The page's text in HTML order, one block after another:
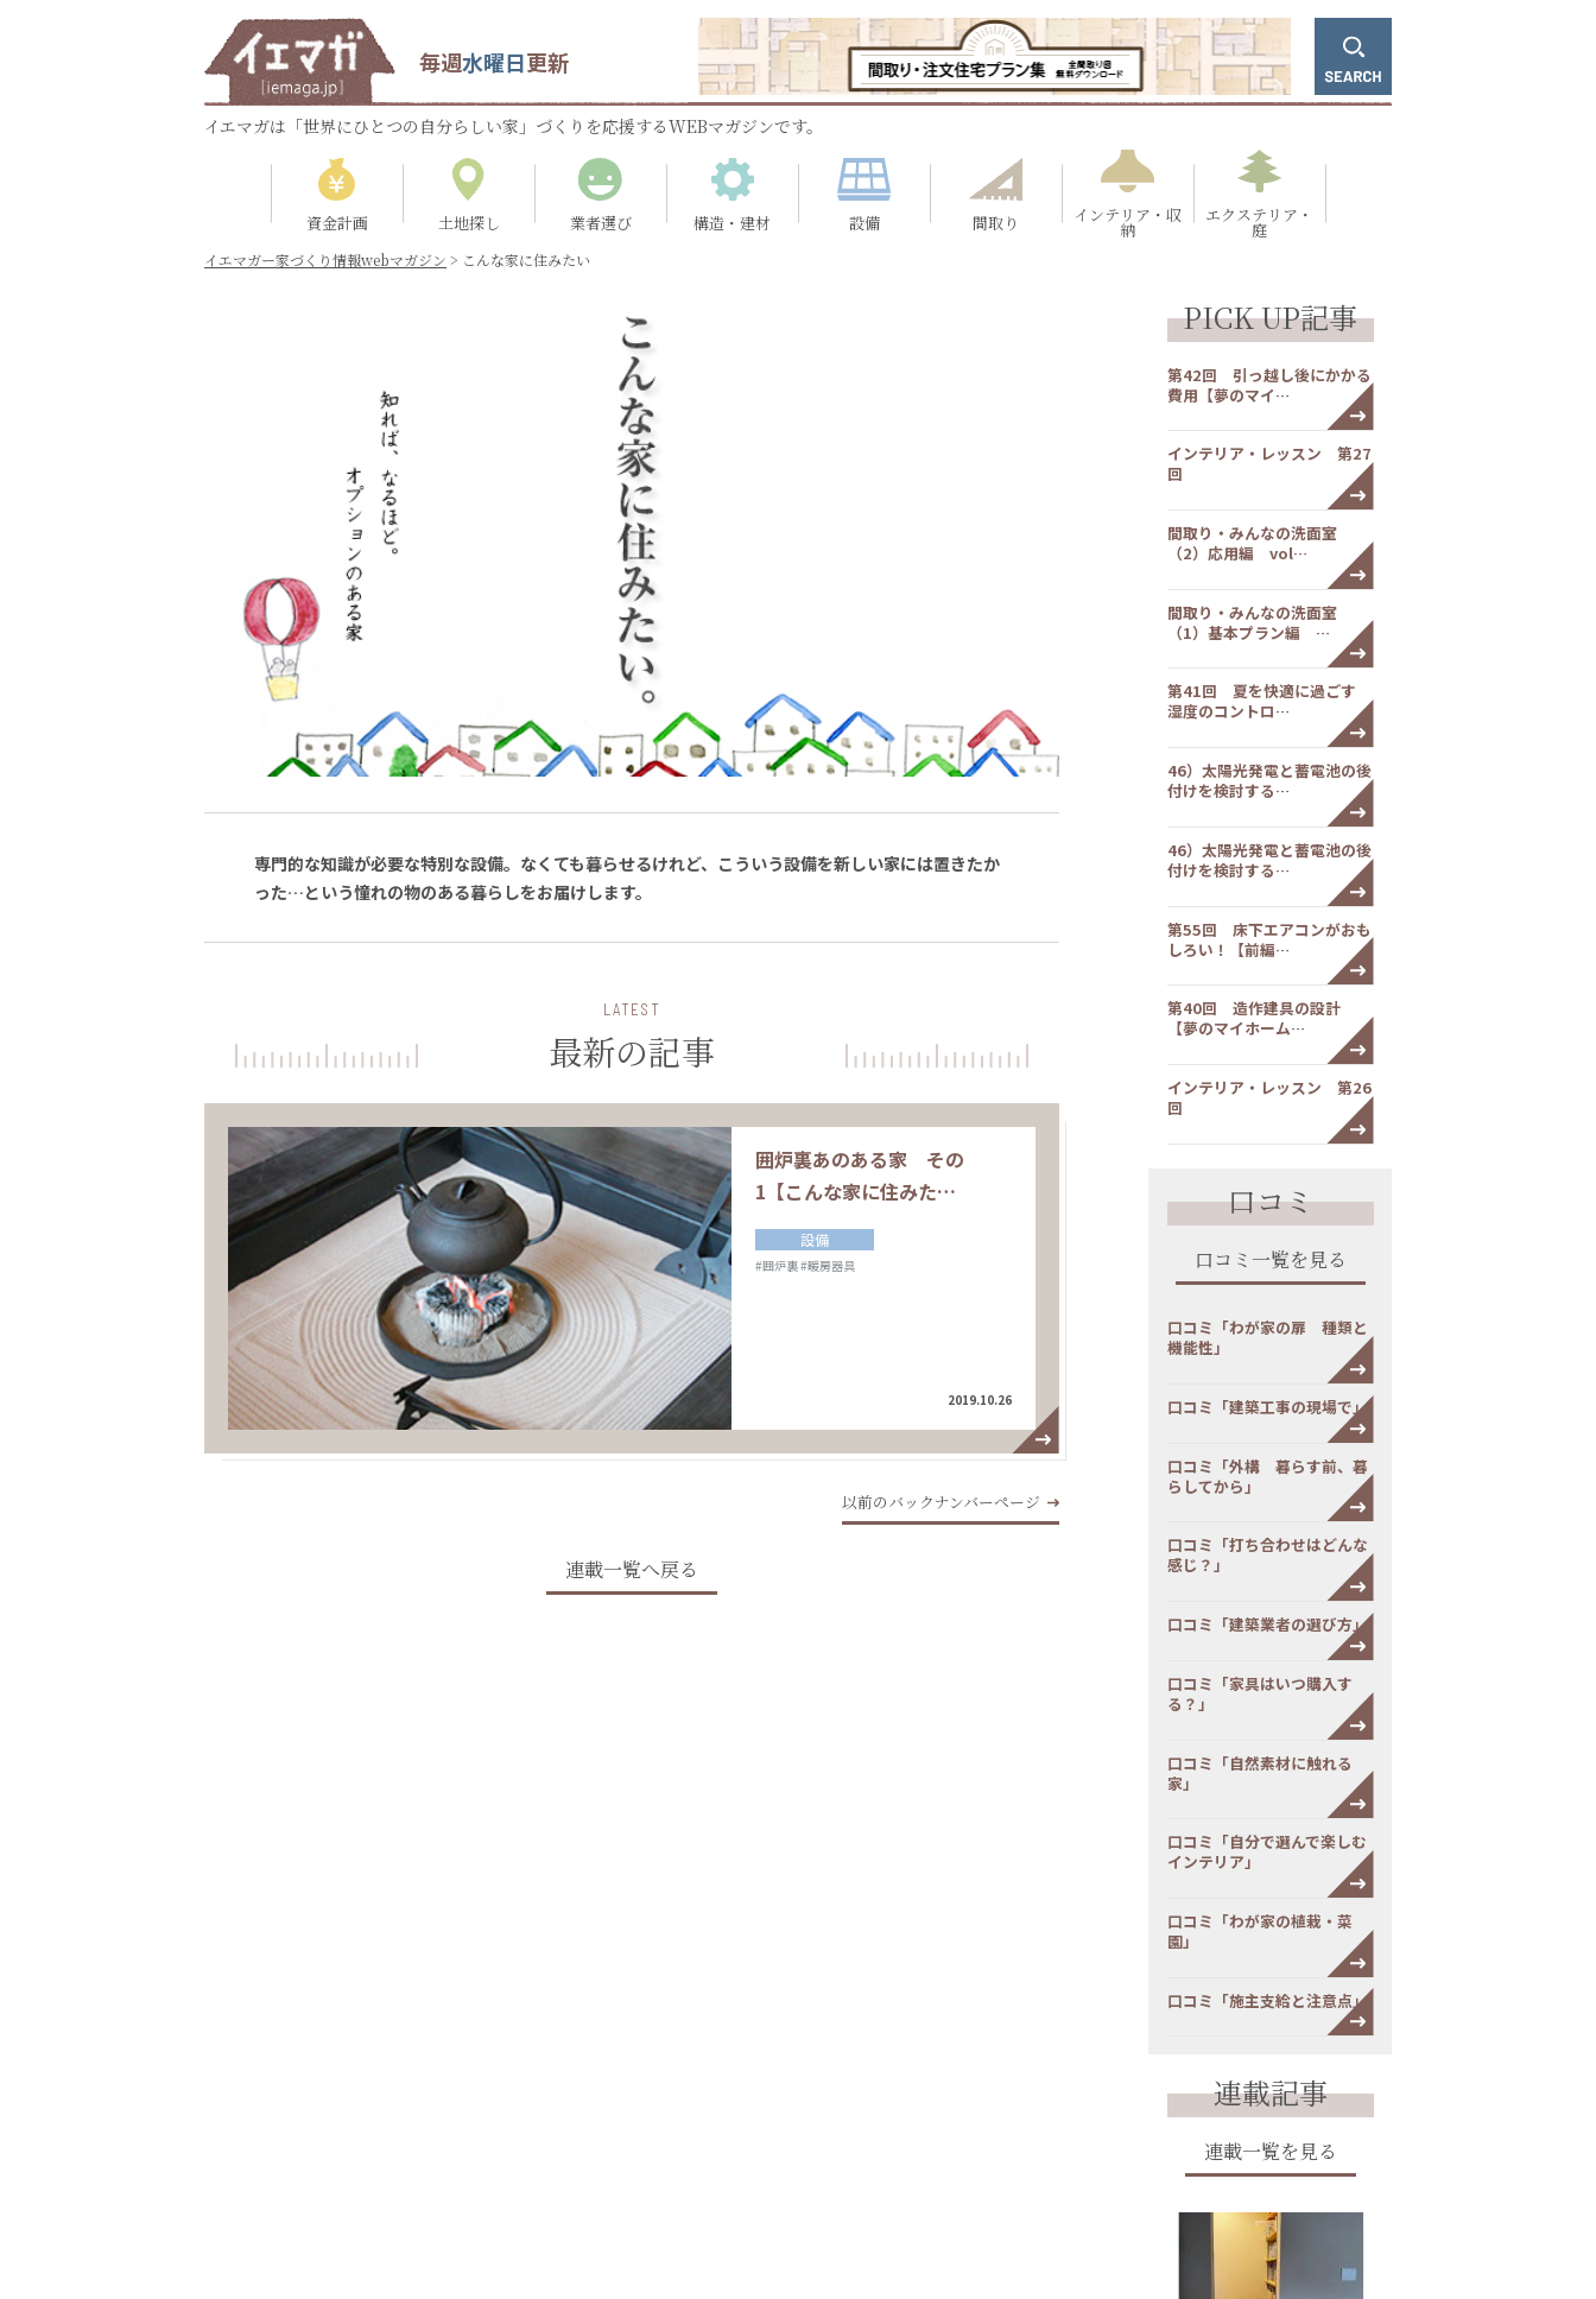
毎週水曜日更新
イエマガは「世界にひとつの自分らしい家」づくりを応援するWEBマガジンです。
資金計画 土地探し 業者選び 構造・建材 設備 間取り インテリア・収
納
エクステリア・
庭
イエマガー家づくり情報webマガジン > こんな家に住みたい
専門的な知識が必要な特別な設備。なくても暮らせるけれど、こういう設備を新しい家には置きたか
った…という憧れの物のある暮らしをお届けします。
LATEST
最新の記事
囲炉裏あのある家 その
1【こんな家に住みた…
設備
#囲炉裏#暖房器具
2019.10.26
以前のバックナンバーページ
連載一覧へ戻る
PICK UP記事
第42回 引っ越し後にかかる
費用【夢のマイ…
インテリア・レッスン 第27
回
間取り・みんなの洗面室
（2）応用編 vol…
間取り・みんなの洗面室
（1）基本プラン編 …
第41回 夏を快適に過ごす
湿度のコントロ…
46）太陽光発電と蓄電池の後
付けを検討する…
46）太陽光発電と蓄電池の後
付けを検討する…
第55回 床下エアコンがおも
しろい！【前編…
第40回 造作建具の設計
【夢のマイホーム…
インテリア・レッスン 第26
回
口コミ
口コミ一覧を見る
口コミ「わが家の扉 種類と
機能性」
口コミ「建築工事の現場で」
口コミ「外構 暮らす前、暮
らしてから」
口コミ「打ち合わせはどんな
感じ？」
口コミ「建築業者の選び方」
口コミ「家具はいつ購入す
る？」
口コミ「自然素材に触れる
家」
口コミ「自分で選んで楽しむ
インテリア」
口コミ「わが家の植栽・菜
園」
口コミ「施主支給と注意点」
連載記事
連載一覧を見る